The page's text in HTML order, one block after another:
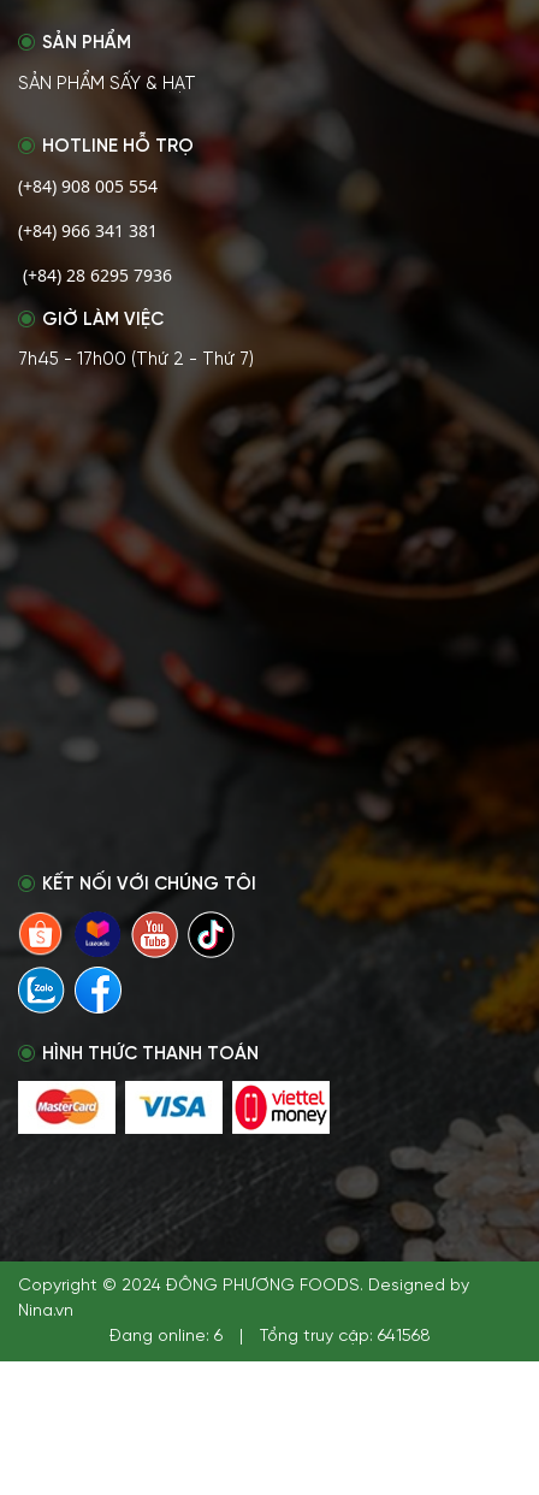
SẢN PHẨM
SẢN PHẨM SẤY & HẠT
HOTLINE HỖ TRỌ
(+84) 908 005 554
(+84) 966 341 381
(+84) 28 6295 7936
GIỜ LÀM VIỆC
7h45 - 17h00 (Thứ 2 - Thứ 7)
KẾT NỐI VỚI CHÚNG TÔI
HÌNH THỨC THANH TOÁN
Copyright © 2024 ĐÔNG PHƯƠNG FOODS. Designed by
Nina.vn
Đang online: 6
Tổng truy cập: 641568